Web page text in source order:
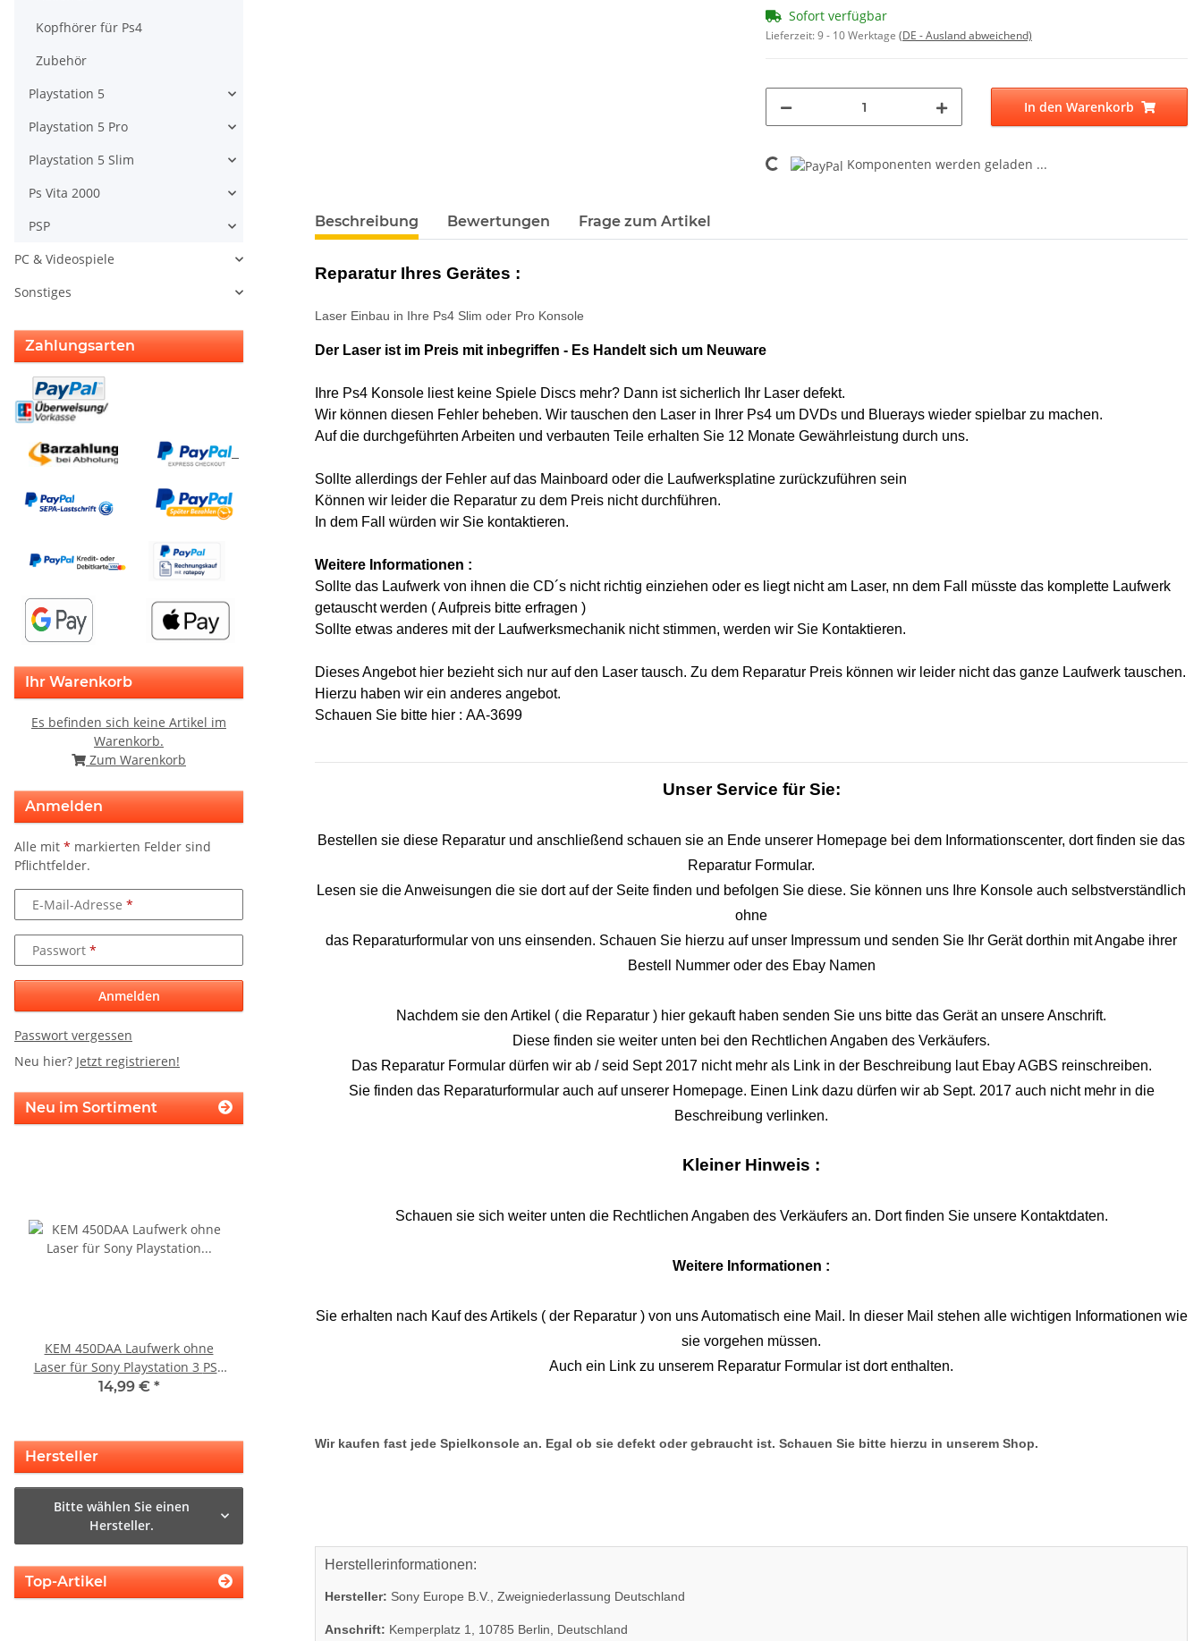
Sofort verfügbar
Lieferzeit:9 - 10 Werktage (DE - Ausland abweichend)
In den Warenkorb
Loading... Komponenten werden geladen ...
weitere Registerkarten anzeigen
Beschreibung Bewertungen Frage zum Artikel
Reparatur Ihres Gerätes :
Laser Einbau in Ihre Ps4 Slim oder Pro Konsole
Der Laser ist im Preis mit inbegriffen - Es Handelt sich um Neuware
Ihre Ps4 Konsole liest keine Spiele Discs mehr? Dann ist sicherlich Ihr Laser defekt.
Wir können diesen Fehler beheben. Wir tauschen den Laser in Ihrer Ps4 um DVDs und Bluerays wieder spielbar zu machen.
Auf die durchgeführten Arbeiten und verbauten Teile erhalten Sie 12 Monate Gewährleistung durch uns.
Sollte allerdings der Fehler auf das Mainboard oder die Laufwerksplatine zurückzuführen sein
Können wir leider die Reparatur zu dem Preis nicht durchführen.
In dem Fall würden wir Sie kontaktieren.
Weitere Informationen :
Sollte das Laufwerk von ihnen die CD´s nicht richtig einziehen oder es liegt nicht am Laser, nn dem Fall müsste das komplette Laufwerk
getauscht werden ( Aufpreis bitte erfragen )
Sollte etwas anderes mit der Laufwerksmechanik nicht stimmen, werden wir Sie Kontaktieren.
Dieses Angebot hier bezieht sich nur auf den Laser tausch. Zu dem Reparatur Preis können wir leider nicht das ganze Laufwerk tauschen.
Hierzu haben wir ein anderes angebot.
Schauen Sie bitte hier : AA-3699
Unser Service für Sie:
Bestellen sie diese Reparatur und anschließend schauen sie an Ende unserer Homepage bei dem Informationscenter, dort finden sie das
Reparatur Formular.
Lesen sie die Anweisungen die sie dort auf der Seite finden und befolgen Sie diese. Sie können uns Ihre Konsole auch selbstverständlich
ohne
das Reparaturformular von uns einsenden. Schauen Sie hierzu auf unser Impressum und senden Sie Ihr Gerät dorthin mit Angabe ihrer
Bestell Nummer oder des Ebay Namen
Nachdem sie den Artikel ( die Reparatur ) hier gekauft haben senden Sie uns bitte das Gerät an unsere Anschrift.
Diese finden sie weiter unten bei den Rechtlichen Angaben des Verkäufers.
Das Reparatur Formular dürfen wir ab / seid Sept 2017 nicht mehr als Link in der Beschreibung laut Ebay AGBS reinschreiben.
Sie finden das Reparaturformular auch auf unserer Homepage. Einen Link dazu dürfen wir ab Sept. 2017 auch nicht mehr in die
Beschreibung verlinken.
Kleiner Hinweis :
Schauen sie sich weiter unten die Rechtlichen Angaben des Verkäufers an. Dort finden Sie unsere Kontaktdaten.
Weitere Informationen :
Sie erhalten nach Kauf des Artikels ( der Reparatur ) von uns Automatisch eine Mail. In dieser Mail stehen alle wichtigen Informationen wie
sie vorgehen müssen.
Auch ein Link zu unserem Reparatur Formular ist dort enthalten.
Wir kaufen fast jede Spielkonsole an. Egal ob sie defekt oder gebraucht ist. Schauen Sie bitte hierzu in unserem Shop.
Herstellerinformationen:
Hersteller: Sony Europe B.V., Zweigniederlassung Deutschland
Anschrift: Kemperplatz 1, 10785 Berlin, Deutschland
Kopfhörer für Ps4
Zubehör
Playstation 5
Playstation 5 Pro
Playstation 5 Slim
Ps Vita 2000
PSP
PC & Videospiele
Sonstiges
Zahlungsarten
Ihr Warenkorb
Es befinden sich keine Artikel im
Warenkorb.
Zum Warenkorb
Anmelden
Alle mit * markierten Felder sind
Pflichtfelder.
E-Mail-Adresse
Passwort
Anmelden
Passwort vergessen
Neu hier? Jetzt registrieren!
Neu im Sortiment
KEM 450DAA Laufwerk ohne
Laser für Sony Playstation 3 PS3
Slim
14,99 € *
Sony Playstation 3 PS3 Slim
Hersteller
Bitte wählen Sie einen
Hersteller.
Top-Artikel